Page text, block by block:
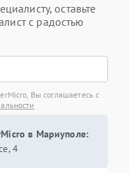
оставьте
с радостью
Вы соглашаетесь с
в Мариуполе:
4